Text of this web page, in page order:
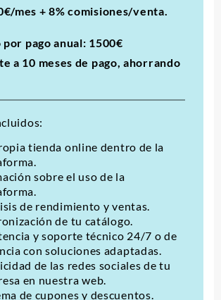
mes + 8% comisiones/venta.
por pago anual: 1500€
a 10 meses de pago, ahorrando
tienda online dentro de la
sobre el uso de la
de rendimiento y ventas.
de tu catálogo.
y soporte técnico 24/7 o de
con soluciones adaptadas.
de las redes sociales de tu
en nuestra web.
de cupones y descuentos.